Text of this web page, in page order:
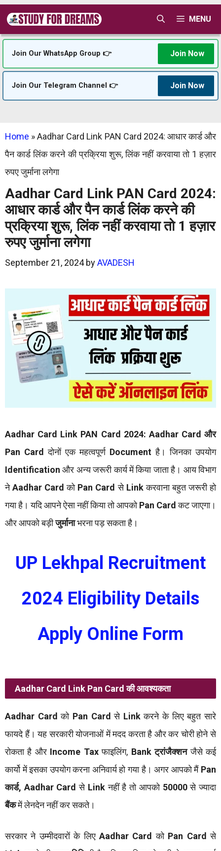
Skip
content
MENU
Join Our WhatsApp Group 👉 Join Now
Join Our Telegram Channel 👉 Join Now
Home »Aadhar Card Link PAN Card 2024: आधार कार्ड और
पैन कार्ड लिंक करने की प्रक्रिया शुरू, लिंक नहीं करवाया तो 1 हज़ार
रुपए जुर्माना लगेगा
Aadhar Card Link PAN Card 2024:
आधार कार्ड और पैन कार्ड लिंक करने की
प्रक्रिया शुरू, लिंक नहीं करवाया तो 1 हज़ार
रुपए जुर्माना लगेगा
September 21, 2024 byAVADESH
Aadhar Card Link PAN Card 2024: Aadhar Card और
Pan Card दोनों एक महत्वपूर्ण Documentहै। जिनका उपयोग
Identificationऔर अन्य जरूरी कार्य में किया जाता है। आय विभाग
नेAadhar Card को Pan Card से Linkकरवाना बहुत जरूरी हो
गया है। यदि आपने ऐसा नहीं किया तो आपकोPan Card कट जाएगा।
और आपको बड़ीजुर्मानाभरना पड़ सकता है।
UP Lekhpal Recruitment
2024 Eligibility Details
Apply Online Form
Aadhar Card Link Pan Card की आवश्यकता
Aadhar Card को Pan Card से Linkकरने के लिए बहुत सारे
फायदे हैं। यह सरकारी योजनाओं में मदद करता है और कर चोरी होने से
रोकता है और Income Taxफाइलिंग, Bank ट्रांजैक्शनजैसे कई
कार्यो में इसका उपयोग करना अनिवार्य हो गया है। अगर आपको मैं Pan
कार्ड, Aadhar Card से Linkनहीं है तो आपको 50000से ज्यादा
बैंकमें लेनदेन नहीं कर सकते।
सरकार ने उम्मीदवारों के लिए Aadhar Card को Pan Card से